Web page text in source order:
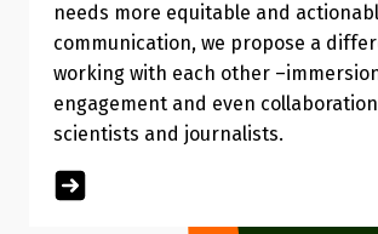
needs more equitable and
communication, we propose a
working with each other
engagement and even
scientists and journalists.